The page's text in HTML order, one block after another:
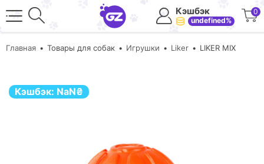
Кэшбэк
undefined%
0
Главная Товары для собак Игрушки Liker LIKER MIX
Кэшбэк: NaN₴